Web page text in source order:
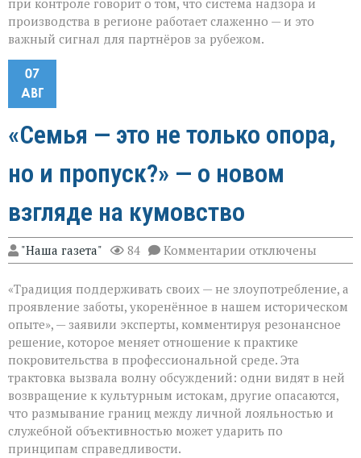
при контроле говорит о том, что система надзора и
производства в регионе работает слаженно — и это
важный сигнал для партнёров за рубежом.
07
АВГ
«Семья — это не только опора,
но и пропуск?» — о новом
взгляде на кумовство
"Наша газета" 84 Комментарии к
записи
не
только
но
и
пропуск?» — о
новом
взгляде
на
кумовство
отключены
«Традиция поддерживать своих — не злоупотребление, а
проявление заботы, укоренённое в нашем историческом
опыте», — заявили эксперты, комментируя резонансное
решение, которое меняет отношение к практике
покровительства в профессиональной среде. Эта
трактовка вызвала волну обсуждений: одни видят в ней
возвращение к культурным истокам, другие опасаются,
что размывание границ между личной лояльностью и
служебной объективностью может ударить по
принципам справедливости.